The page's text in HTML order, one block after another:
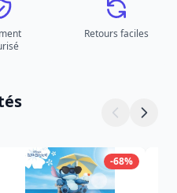
Retours faciles
-68%